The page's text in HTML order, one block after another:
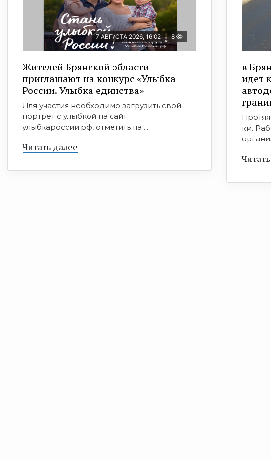
7 АВГУСТА 2026, 16:02 8
Жителей Брянской области
приглашают на конкурс «Улыбка
России. Улыбка единства»
Для участия необходимо загрузить свой
портрет с улыбкой на сайт
улыбкароссии.рф, отметить на ...
Читать далее
в
идет
км.